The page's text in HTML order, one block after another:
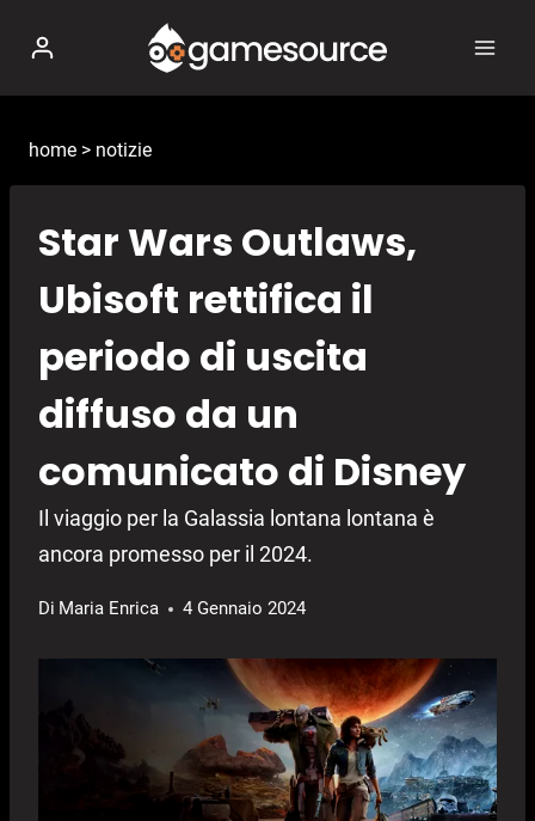
contenuto
home > notizie
Star Wars Outlaws,
Ubisoft rettifica il
periodo di uscita
diffuso da un
comunicato di Disney
Il viaggio per la Galassia lontana lontana è
ancora promesso per il 2024.
Di Maria Enrica 4 Gennaio 2024